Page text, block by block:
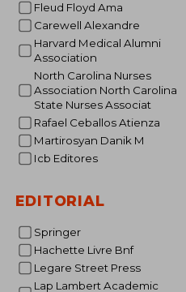
Fleud Floyd Ama
Carewell Alexandre
Harvard Medical Alumni
Association
North Carolina Nurses
Association North Carolina
State Nurses Associat
Rafael Ceballos Atienza
Martirosyan Danik M
Icb Editores
EDITORIAL
Springer
Hachette Livre Bnf
Legare Street Press
Lap Lambert Academic